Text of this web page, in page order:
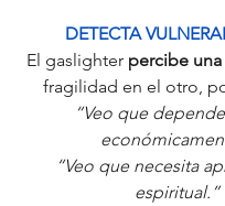
DETECTA
El gaslighter percibe una
fragilidad en el otro,
“Veo que
“Veo que necesita
espiritual.”